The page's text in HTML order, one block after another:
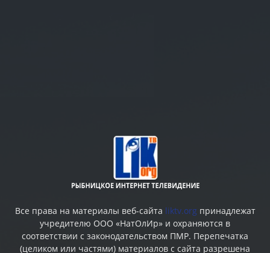
Все права на материалы веб-сайта liktv.org принадлежат
учредителю ООО «НатОлИр» и охраняются в
соответствии с законодательством ПМР. Перепечатка
(целиком или частями) материалов c сайта разрешена